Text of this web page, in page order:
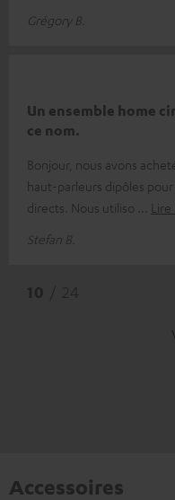
Grégory B.
Un ensemble home
ce nom.
Bonjour, nous avons
haut-parleurs dipôles
directs. Nous utiliso
Stefan B.
Accessoires